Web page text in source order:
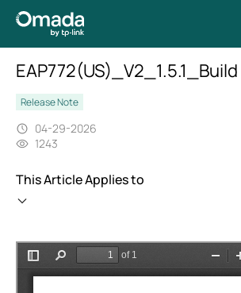
Release Note
04-29-2026
1243
This Article Applies to